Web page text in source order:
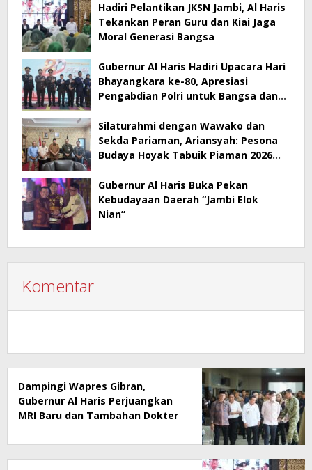
Hadiri Pelantikan JKSN Jambi, Al Haris
Tekankan Peran Guru dan Kiai Jaga
Moral Generasi Bangsa
Gubernur Al Haris Hadiri Upacara Hari
Bhayangkara ke-80, Apresiasi
Pengabdian Polri untuk Bangsa dan
Silaturahmi dengan Wawako dan
Sekda Pariaman, Ariansyah: Pesona
Budaya Hoyak Tabuik Piaman 2026
Gubernur Al Haris Buka Pekan
Kebudayaan Daerah “Jambi Elok
Nian”
Komentar
Dampingi Wapres Gibran,
Gubernur Al Haris Perjuangkan
MRI Baru dan Tambahan Dokter
Mattaher